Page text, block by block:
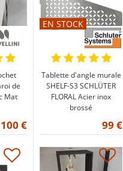
de
Mat
100 €
EN STOCK
Tablette d'angle murale
SHELF-S3 SCHLÜTER
FLORAL Acier inox
brossé
99 €